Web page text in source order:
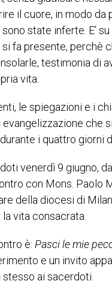
il cuore, in modo da
state inferte. E’
fa presente, perchè
testimonia di
vita.
le spiegazioni e i
che si
i quattro giorni
venerdì 9 giugno,
con Mons. Paolo
della diocesi di
vita consacrata.
è: Pasci le mie
e un invito
stesso ai